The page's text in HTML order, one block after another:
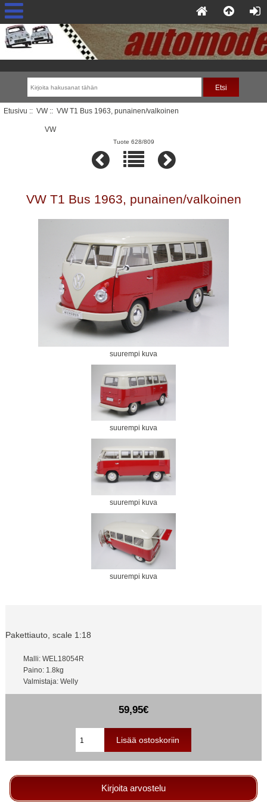
Etusivu :: VW:: VW T1 Bus 1963, punainen/valkoinen
VW
Tuote 628/809
VW T1 Bus 1963, punainen/valkoinen
suurempi kuva
suurempi kuva
suurempi kuva
suurempi kuva
Pakettiauto, scale 1:18
Malli: WEL18054R
Paino: 1.8kg
Valmistaja: Welly
59,95€
Kirjoita arvostelu